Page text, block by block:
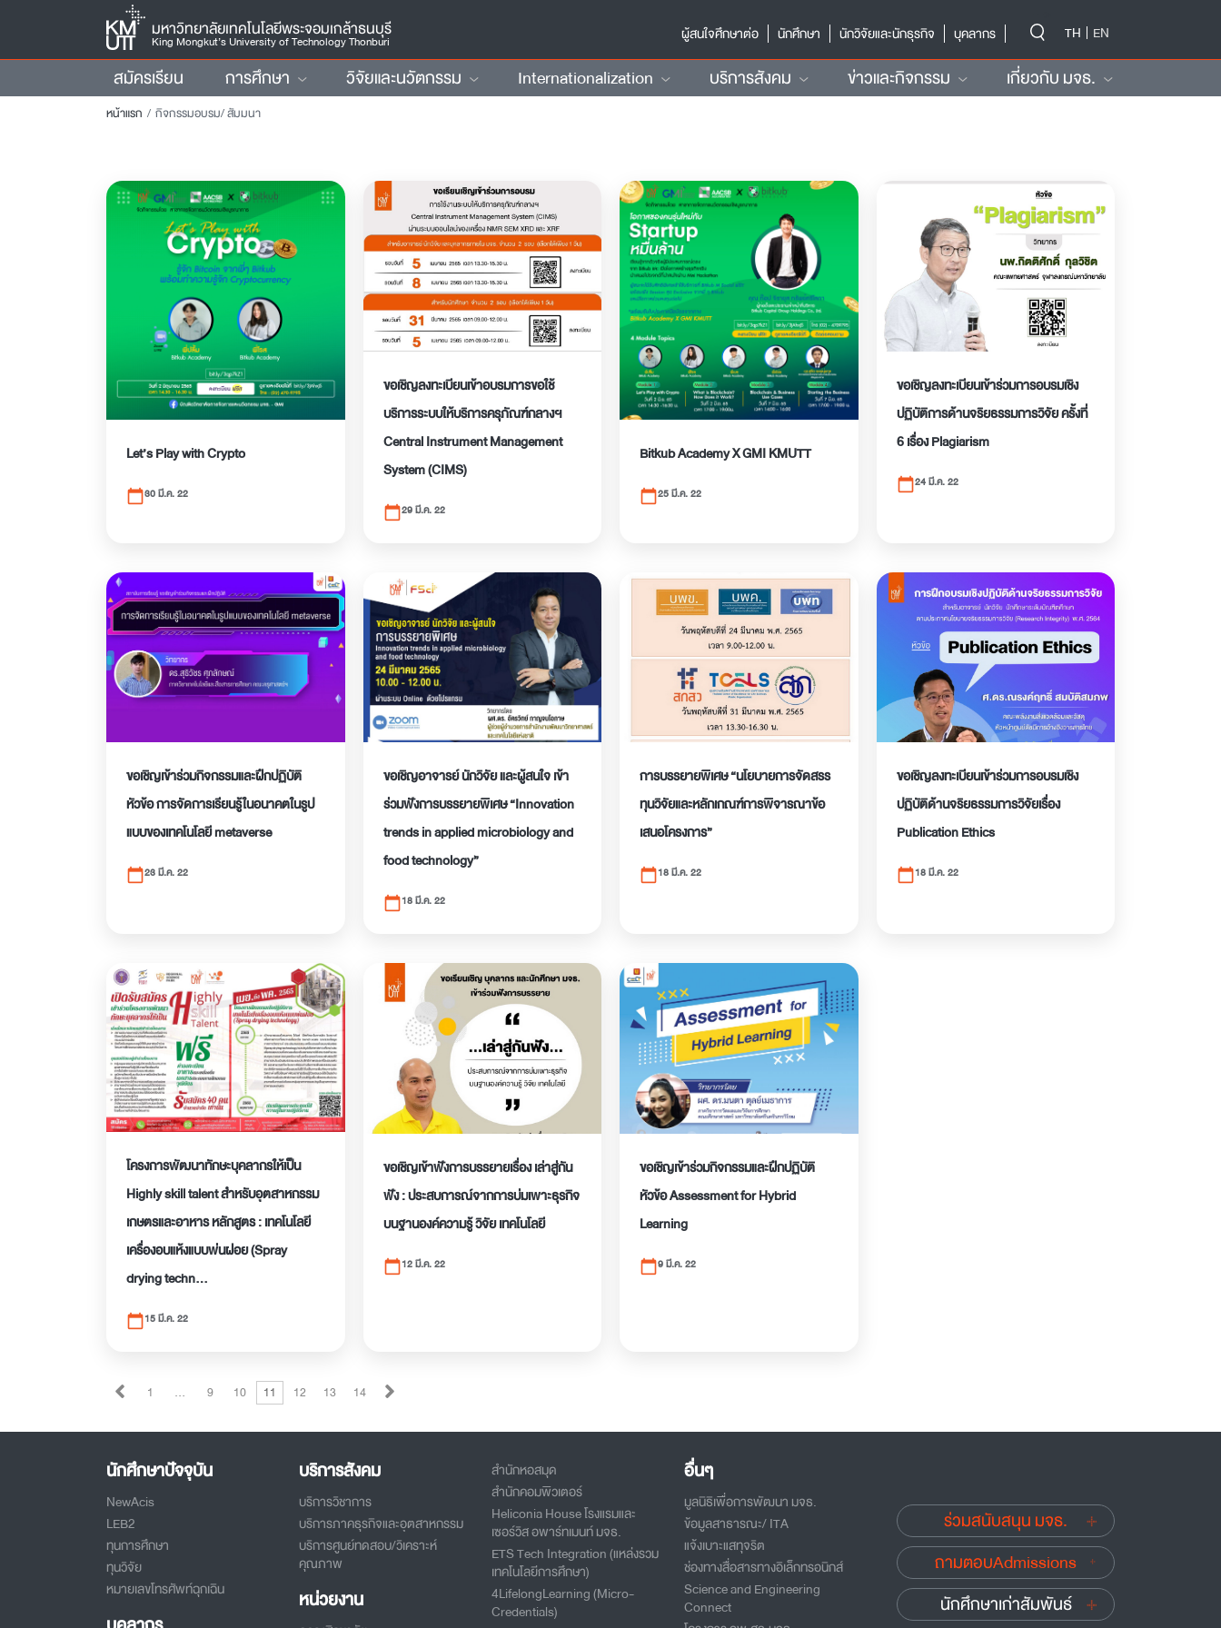
มหาวิทยาลัยเทคโนโลยีพระจอมเกล้าธนบุรี
King Mongkut’s University of Technology Thonburi
ผู้สนใจศึกษาต่อ
นักศึกษา นักวิจัยและนักธุรกิจ บุคลากร TH EN
สมัครเรียน การศึกษา วิจัยและนวัตกรรม Internationalization บริการสังคม ข่าวและกิจกรรม เกี่ยวกับ มจธ.
หน้าแรก กิจกรรมอบรม/ สัมมนา
Let’s Play with Crypto
calendar_today30 มี.ค. 22
ขอเชิญลงทะเบียนเข้าอบรมการขอใช้
บริการระบบให้บริการครุภัณฑ์กลางฯ
Central Instrument Management
System (CIMS)
calendar_today29 มี.ค. 22
Bitkub Academy X GMI KMUTT
calendar_today25 มี.ค. 22
ขอเชิญลงทะเบียนเข้าร่วมการอบรมเชิง
ปฏิบัติการด้านจริยธรรมการวิจัย ครั้งที่
6 เรื่อง Plagiarism
calendar_today24 มี.ค. 22
ขอเชิญเข้าร่วมกิจกรรมและฝึกปฏิบัติ
หัวข้อ การจัดการเรียนรู้ในอนาคตในรูป
แบบของเทคโนโลยี metaverse
calendar_today23 มี.ค. 22
ขอเชิญอาจารย์ นักวิจัย และผู้สนใจ เข้า
ร่วมฟังการบรรยายพิเศษ “Innovation
trends in applied microbiology and
food technology”
calendar_today18 มี.ค. 22
การบรรยายพิเศษ “นโยบายการจัดสรร
ทุนวิจัยและหลักเกณฑ์การพิจารณาข้อ
เสนอโครงการ”
calendar_today18 มี.ค. 22
ขอเชิญลงทะเบียนเข้าร่วมการอบรมเชิง
ปฏิบัติด้านจริยธรรมการวิจัยเรื่อง
Publication Ethics
calendar_today18 มี.ค. 22
โครงการพัฒนาทักษะบุคลากรให้เป็น
Highly skill talent สำหรับอุตสาหกรรม
เกษตรและอาหาร หลักสูตร : เทคโนโลยี
เครื่องอบแห้งแบบพ่นฝอย (Spray
drying techn...
calendar_today15 มี.ค. 22
ขอเชิญเข้าฟังการบรรยายเรื่อง เล่าสู่กัน
ฟัง : ประสบการณ์จากการบ่มเพาะธุรกิจ
บนฐานองค์ความรู้ วิจัย เทคโนโลยี
calendar_today12 มี.ค. 22
ขอเชิญเข้าร่วมกิจกรรมและฝึกปฏิบัติ
หัวข้อ Assessment for Hybrid
Learning
calendar_today9 มี.ค. 22
1 … 9 10 11 12 13 14
นักศึกษาปัจจุบัน
NewAcis
LEB2
ทุนการศึกษา
ทุนวิจัย
หมายเลขโทรศัพท์ฉุกเฉิน
บริการสังคม
บริการวิชาการ
บริการภาคธุรกิจและอุตสาหกรรม
บริการศูนย์ทดสอบ/วิเคราะห์
คุณภาพ
หน่วยงาน
สำนักหอสมุด
สำนักคอมพิวเตอร์
Heliconia House โรงแรมและ
เซอร์วิส อพาร์ทเมนท์ มจธ.
ETS Tech Integration (แหล่งรวม
เทคโนโลยีการศึกษา)
4LifelongLearning (Micro-
Credentials)
อื่นๆ
มูลนิธิเพื่อการพัฒนา มจธ.
ข้อมูลสาธารณะ/ ITA
แจ้งเบาะแสทุจริต
ช่องทางสื่อสารทางอิเล็กทรอนิกส์
Science and Engineering
Connect
ร่วมสนับสนุน มจธ.
ถามตอบAdmissions
นักศึกษาเก่าสัมพันธ์